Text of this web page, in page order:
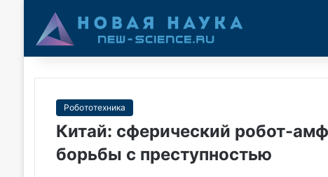
Робототехника
Китай: сферический робот-
борьбы с преступностью